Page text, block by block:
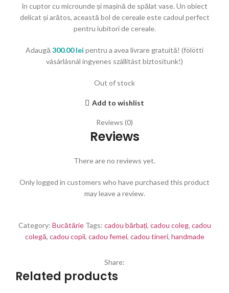
în cuptor cu microunde și mașină de spălat vase. Un obiect
delicat și arătos, această bol de cereale este cadoul perfect
pentru iubitori de cereale.
Adaugă 300.00lei pentru a avea livrare gratuită! (fölötti
vásárlásnál ingyenes szállítást biztosítunk!)
Out of stock
Add to wishlist
Reviews (0)
Reviews
There are no reviews yet.
Only logged in customers who have purchased this product
may leave a review.
Category: Bucătărie Tags: cadou bărbați, cadou coleg, cadou
colegă, cadou copii, cadou femei, cadou tineri, handmade
Share:
Related products